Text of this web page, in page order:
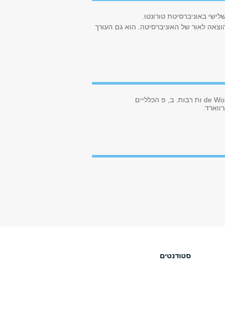
באוניברסיטת טורונטו.
לאור של האוניברסיטה. הוא גם העורך
de ות רבות. ב, פ הכלליים
סטודנטים